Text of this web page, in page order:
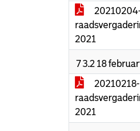
2021
7 3.2 18
2021